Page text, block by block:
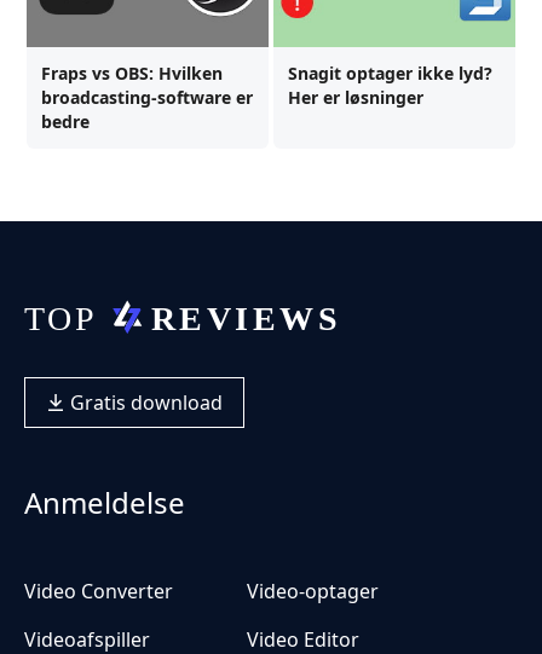
Fraps vs OBS: Hvilken
broadcasting-software er
bedre
Snagit optager ikke lyd?
Her er løsninger
Gratis download
Anmeldelse
Video Converter
Video-optager
Videoafspiller
Video Editor